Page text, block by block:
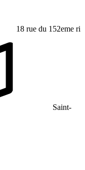
18 rue du 152eme ri
Saint-